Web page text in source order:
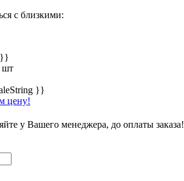
с близкими:
}}
шт
}}
цену!
у Вашего менеджера, до оплаты заказа!